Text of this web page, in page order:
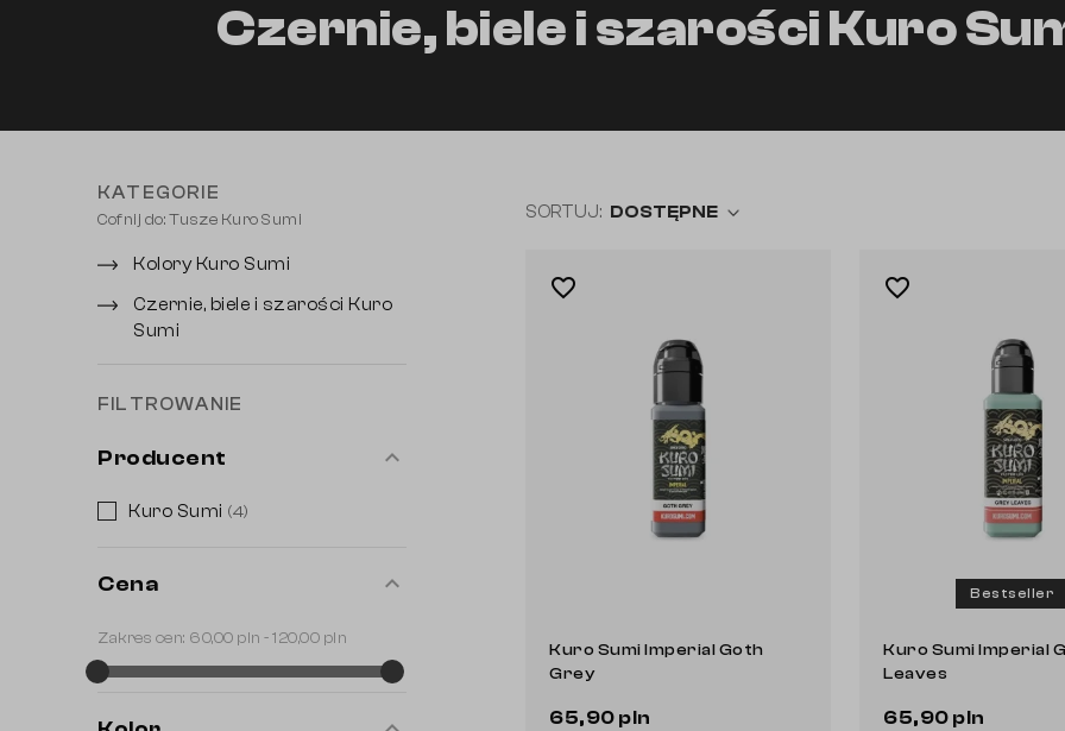
Czernie, biele i szarości Kuro
KATEGORIE
Cofnij do: Tusze Kuro Sumi
Kolory Kuro Sumi
Czernie, biele i szarości Kuro
Sumi
FILTROWANIE
Producent expand_less
Kuro Sumi (4)
Cena expand_less
Zakres cen: 60,00 pln - 120,00 pln
SORTUJ: DOSTĘPNE
favorite_border
Kuro Sumi Imperial Goth
Grey
65,90 plnDo koszyka
Bestseller
favorite_border
Kuro Sumi Imperial
Leaves
65,90 plnDo koszyka